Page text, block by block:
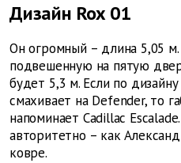
Дизайн Rox 01
Он огромный – длина 5,05
подвешенную на пятую
будет 5,3 м. Если по
смахивает на Defender, то
напоминает Cadillac
авторитетно – как
ковре.